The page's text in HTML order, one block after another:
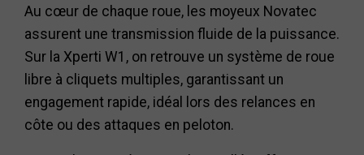
Au cœur de chaque roue, les moyeux Novatec
assurent une transmission fluide de la puissance.
Sur la Xperti W1, on retrouve un système de roue
libre à cliquets multiples, garantissant un
engagement rapide, idéal lors des relances en
côte ou des attaques en peloton.